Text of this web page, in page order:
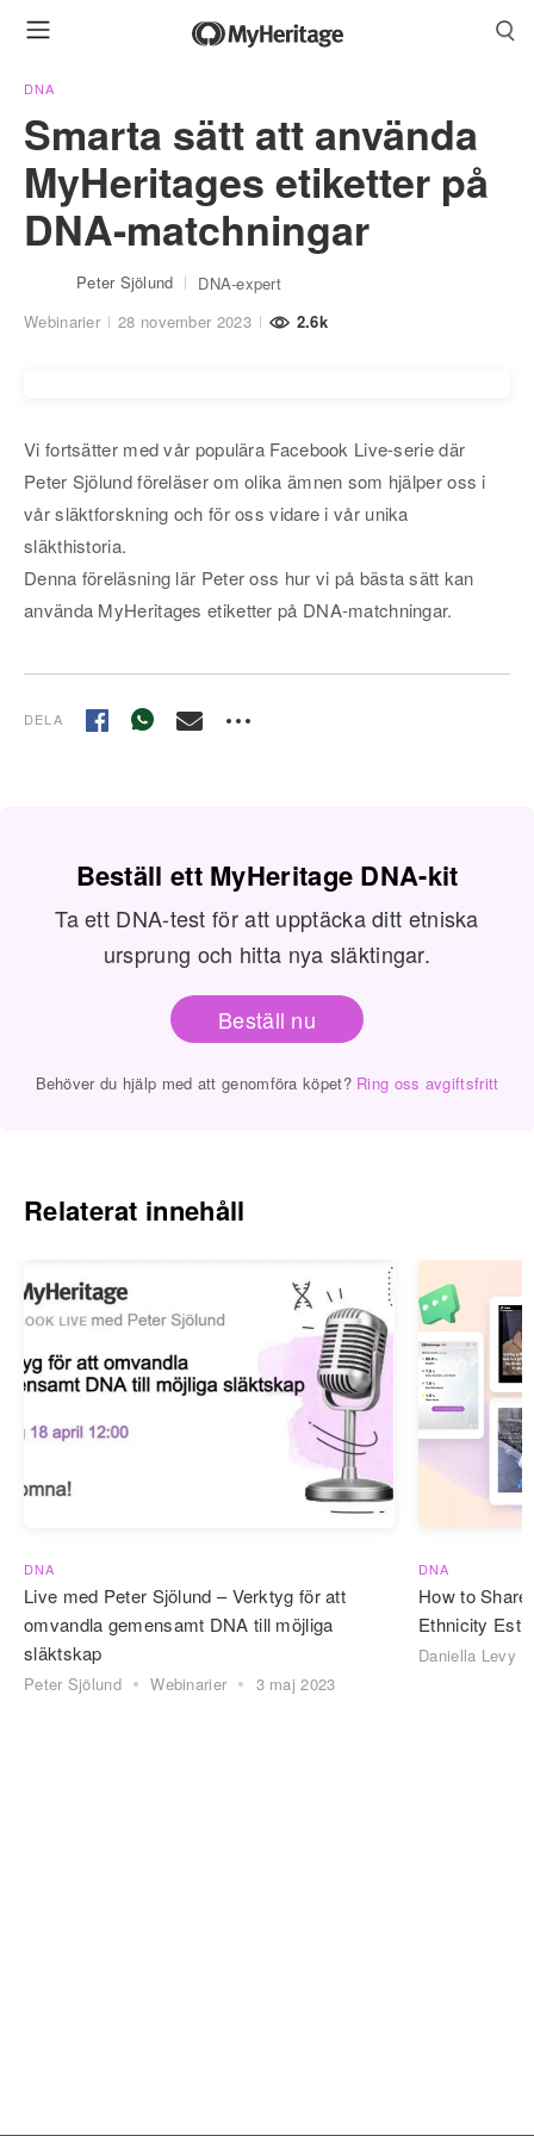
DNA
Smarta sätt att använda
MyHeritages etiketter på
DNA-matchningar
Peter Sjölund
DNA-expert
Webinarier
28 november 2023 2.6k
Vi fortsätter med vår populära Facebook Live-serie där
Peter Sjölund föreläser om olika ämnen som hjälper oss i
vår släktforskning och för oss vidare i vår unika
släkthistoria.
Denna föreläsning lär Peter oss hur vi på bästa sätt kan
använda MyHeritages etiketter på DNA-matchningar.
DELA
Beställ ett MyHeritage DNA-kit
Ta ett DNA-test för att upptäcka ditt etniska
ursprung och hitta nya släktingar.
Beställ nu
Behöver du hjälp med att genomföra köpet? Ring oss avgiftsfritt
Relaterat innehåll
DNA
Live med Peter Sjölund – Verktyg för att
omvandla gemensamt DNA till möjliga
släktskap
Peter Sjölund Webinarier 3 maj 2023
DNA
How to
Ethnicity
Daniella Levy